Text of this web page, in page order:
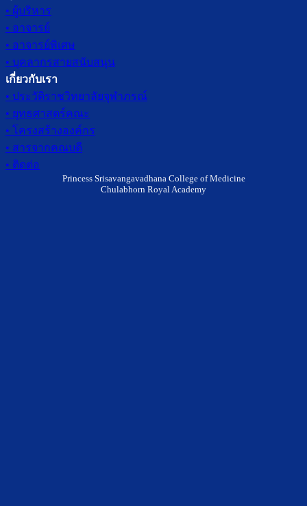
• ผู้บริหาร
• อาจารย์
• อาจารย์พิเศษ
• บุคลากรสายสนับสนุน
เกี่ยวกับเรา
• ประวัติราชวิทยาลัยจุฬาภรณ์
• ยุทธศาสตร์คณะ
• โครงสร้างองค์กร
• สารจากคณบดี
• ติดต่อ
Princess Srisavangavadhana College of Medicine
Chulabhorn Royal Academy